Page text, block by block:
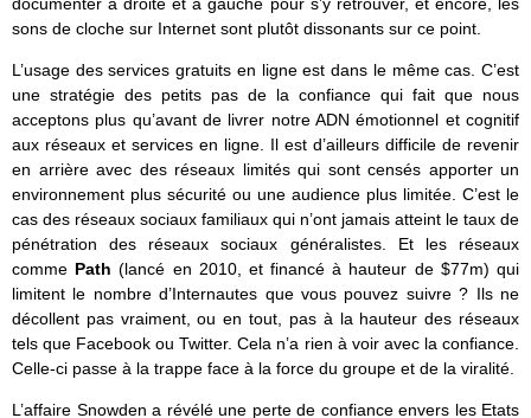
sons de cloche sur Internet sont plutôt dissonants sur ce point.
L’usage des services gratuits en ligne est dans le même cas. C’est
une stratégie des petits pas de la confiance qui fait que nous
acceptons plus qu’avant de livrer notre ADN émotionnel et cognitif
aux réseaux et services en ligne. Il est d’ailleurs difficile de revenir
en arrière avec des réseaux limités qui sont censés apporter un
environnement plus sécurité ou une audience plus limitée. C’est le
cas des réseaux sociaux familiaux qui n’ont jamais atteint le taux de
pénétration des réseaux sociaux généralistes. Et les réseaux
comme Path(lancé en 2010, et financé à hauteur de $77m) qui
limitent le nombre d’Internautes que vous pouvez suivre ? Ils ne
décollent pas vraiment, ou en tout, pas à la hauteur des réseaux
tels que Facebook ou Twitter. Cela n’a rien à voir avec la confiance.
Celle-ci passe à la trappe face à la force du groupe et de la viralité.
L’affaire Snowden a révélé une perte de confiance envers les Etats